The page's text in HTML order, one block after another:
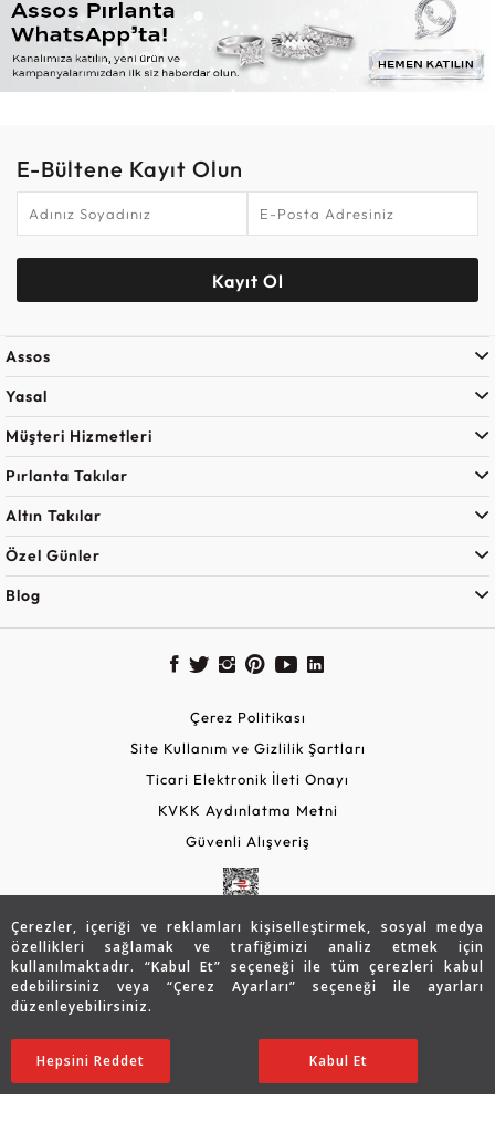
Çerezler, içeriği ve reklamları kişiselleştirmek, sosyal medya
özellikleri sağlamak ve trafiğimizi analiz etmek için
kullanılmaktadır. “Kabul Et” seçeneği ile tüm çerezleri kabul
edebilirsiniz veya “Çerez Ayarları” seçeneği ile ayarları
düzenleyebilirsiniz.
Ayarları Düzenle
Hepsini Reddet Kabul Et
59.807 TL
41.891TL SATIN ALIN
E-Bültene Kayıt Olun
Kayıt Ol
Assos
Yasal
Müşteri Hizmetleri
Pırlanta Takılar
Altın Takılar
Özel Günler
Blog
Çerez Politikası
Site Kullanım ve Gizlilik Şartları
Ticari Elektronik İleti Onayı
KVKK Aydınlatma Metni
Güvenli Alışveriş
Copyright © 2026 Assos Pırlanta - Bu sitenin tüm hakları